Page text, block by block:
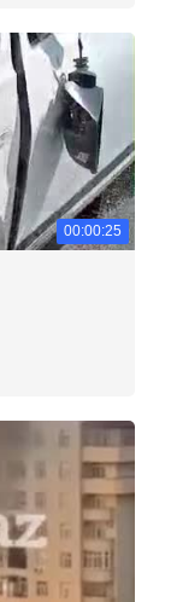
00:00:25